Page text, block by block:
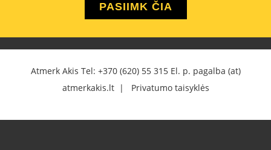
PASIIMK ČIA
Atmerk Akis Tel: +370 (620) 55 315El. p. pagalba (at)
atmerkakis.lt | Privatumo taisyklės